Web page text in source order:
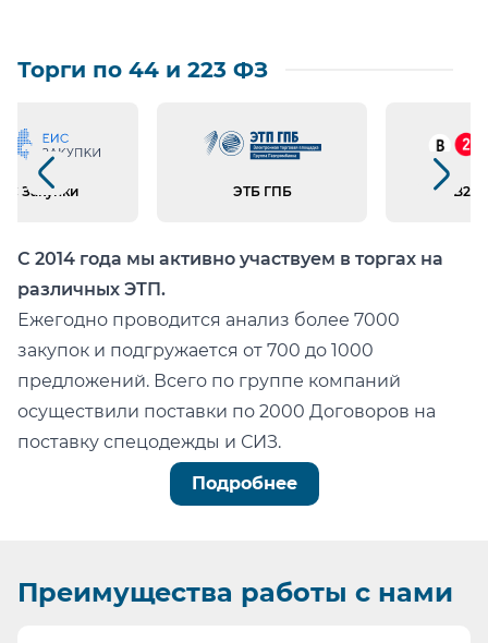
Торги по 44 и 223 ФЗ
Закупки ЭТБ ГПБ B2B
Предыдущий слайд
Следующий слайд
С 2014 года мы активно участвуем в торгах на
различных ЭТП.
Ежегодно проводится анализ более 7000
закупок и подгружается от 700 до 1000
предложений. Всего по группе компаний
осуществили поставки по 2000 Договоров на
поставку спецодежды и СИЗ.
Можно легко проверить тот факт, что мы:
не состоим в реестре недобросовестных
факту невыполнения обязательств.
Подробнее
Преимущества работы с нами